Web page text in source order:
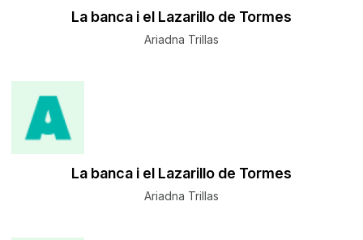
La banca i el Lazarillo de Tormes
Ariadna Trillas
La banca i el Lazarillo de Tormes
Ariadna Trillas